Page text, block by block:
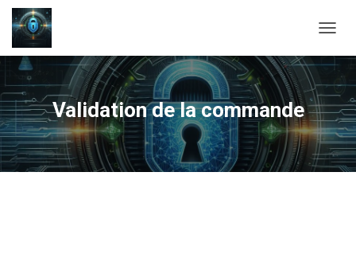
Validation de la commande